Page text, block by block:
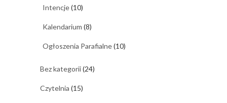
Intencje(10)
Kalendarium (8)
Ogłoszenia Parafialne(10)
Bez kategorii(24)
Czytelnia (15)